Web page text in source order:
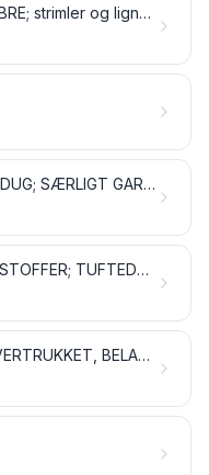
ENDELØSE KEMOFIBRE; strimler og lignende af endeløse kemofibre
VAT, FILT OG FIBERDUG; SÆRLIGT GARN; SEJLGARN, REB OG TOVVÆRK SAMT VARER DERAF
SÆRLIGE VÆVEDE STOFFER; TUFTEDE TEKSTILSTOFFER; BLONDER OG KNIPLINGER; TAPISSERIER; POSSEMENTARTIKLER; BRODERIER
IMPRÆGNERET, OVERTRUKKET, BELAGT ELLER LAMINERET TEKSTILSTOF; TEKNISKE VARER AF TEKSTIL